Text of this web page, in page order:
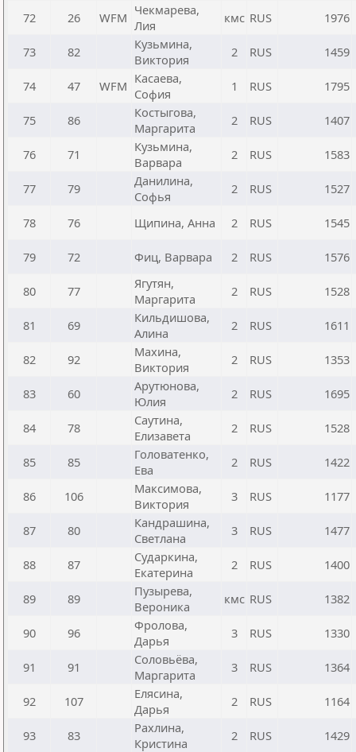
72 26 WFM Чекмарева,
Лия
кмс RUS 1976
73 82
Кузьмина,
Виктория
2 RUS 1459
74 47 WFM Касаева,
София
1 RUS 1795
75 86
Костыгова,
Маргарита
2 RUS 1407
76 71
Кузьмина,
Варвара
2 RUS 1583
77 79
Данилина,
Софья
2 RUS 1527
78 76 Щипина, Анна 2 RUS 1545
79 72 Фиц, Варвара 2 RUS 1576
80 77
Ягутян,
Маргарита
2 RUS 1528
81 69
Кильдишова,
Алина
2 RUS 1611
82 92
Махина,
Виктория
2 RUS 1353
83 60
Арутюнова,
Юлия
2 RUS 1695
84 78
Саутина,
Елизавета
2 RUS 1528
85 85
Головатенко,
Ева
2 RUS 1422
86 106
Максимова,
Виктория
3 RUS 1177
87 80
Кандрашина,
Светлана
3 RUS 1477
88 87
Сударкина,
Екатерина
2 RUS 1400
89 89
Пузырева,
Вероника
кмс RUS 1382
90 96
Фролова,
Дарья
3 RUS 1330
91 91
Соловьёва,
Маргарита
3 RUS 1364
92 107
Елясина,
Дарья
2 RUS 1164
93 83
Рахлина,
Кристина
2 RUS 1429